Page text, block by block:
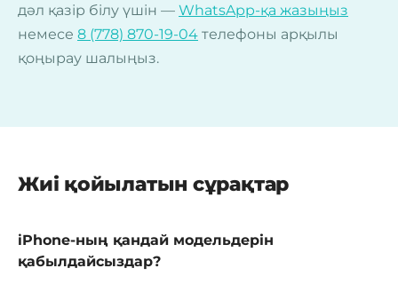
дәл қазір білу үшін — WhatsApp-қа жазыңыз
немесе 8 (778) 870-19-04 телефоны арқылы
қоңырау шалыңыз.
Жиі қойылатын сұрақтар
iPhone-ның қандай модельдерін
қабылдайсыздар?